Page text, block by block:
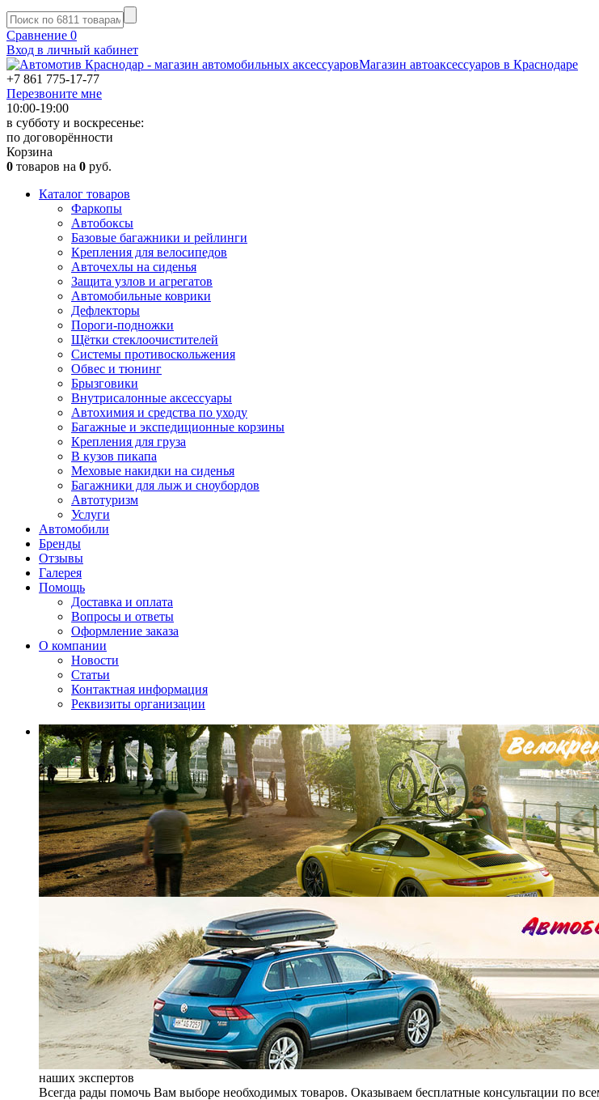
Сравнение 0
Вход в личный кабинет
Магазин автоаксессуаров в Краснодаре
+7 861 775-17-77
Перезвоните мне
10:00-19:00
в субботу и воскресенье:
по договорённости
Корзина
0 товаров на 0 руб.
Каталог товаров
Фаркопы
Автобоксы
Базовые багажники и рейлинги
Крепления для велосипедов
Авточехлы на сиденья
Защита узлов и агрегатов
Автомобильные коврики
Дефлекторы
Пороги-подножки
Щётки стеклоочистителей
Системы противоскольжения
Обвес и тюнинг
Брызговики
Внутрисалонные аксессуары
Автохимия и средства по уходу
Багажные и экспедиционные корзины
Крепления для груза
В кузов пикапа
Меховые накидки на сиденья
Багажники для лыж и сноубордов
Автотуризм
Услуги
Автомобили
Бренды
Отзывы
Галерея
Помощь
Доставка и оплата
Вопросы и ответы
Оформление заказа
О компании
Новости
Статьи
Контактная информация
Реквизиты организации
наших экспертов
Всегда рады помочь Вам выборе необходимых товаров. Оказываем бесплатные консультации по